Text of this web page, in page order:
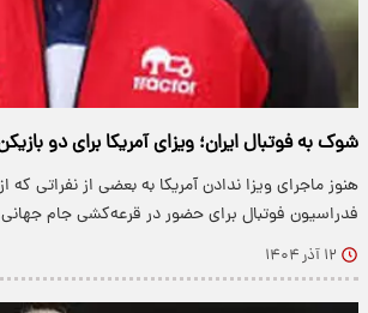
شوک به فوتبال ایران؛ ویزای آمریکا برای دو
هنوز ماجرای ویزا ندادن آمریکا به بعضی از نفراتی
فدراسیون فوتبال برای حضور در قرعه‌کشی جام
۱۲ آذر ۱۴۰۴